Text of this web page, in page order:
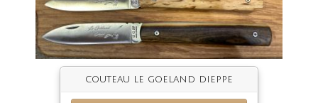
couteau le goeland dieppe